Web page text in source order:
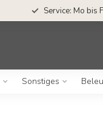
Service: Mo bis
Sonstiges